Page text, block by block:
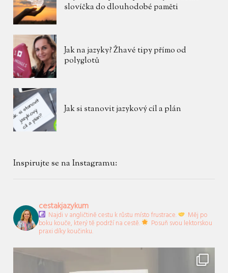
slovíčka do dlouhodobé paměti
Jak na jazyky? Žhavé tipy přímo od
polyglotů
Jak si stanovit jazykový cíl a plán
Inspirujte se na Instagramu:
cestakjazykum
Najdi v angličtině cestu k růstu místo frustrace.
Měj po
boku kouče, který tě podrží na cestě.
Posuň svou lektorskou
praxi díky koučinku.